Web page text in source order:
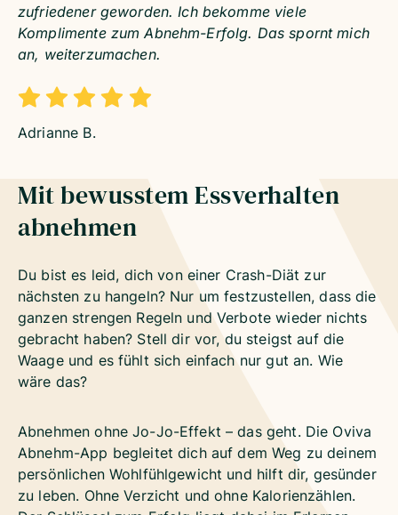
zufriedener geworden. Ich bekomme viele
Komplimente zum Abnehm-Erfolg. Das spornt mich
an, weiterzumachen.
Adrianne B.
Mit bewusstem Essverhalten
abnehmen
Du bist es leid, dich von einer Crash-Diät zur
nächsten zu hangeln? Nur um festzustellen, dass die
ganzen strengen Regeln und Verbote wieder nichts
gebracht haben? Stell dir vor, du steigst auf die
Waage und es fühlt sich einfach nur gut an. Wie
wäre das?
Abnehmen ohne Jo-Jo-Effekt – das geht. Die Oviva
Abnehm-App begleitet dich auf dem Weg zu deinem
persönlichen Wohlfühlgewicht und hilft dir, gesünder
zu leben. Ohne Verzicht und ohne Kalorienzählen.